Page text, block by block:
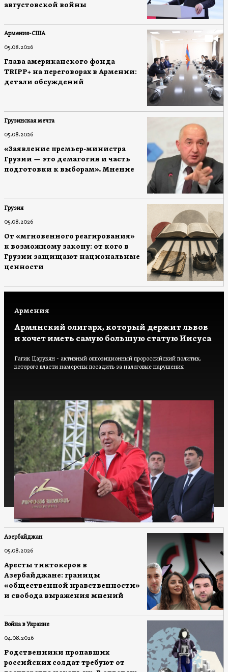
августовской войны
Армения-США
05.08.2026
Глава американского фонда
TRIPP+ на переговорах в Армении:
детали обсуждений
Грузинская мечта
05.08.2026
«Заявление премьер-министра
Грузии — это демагогия и часть
подготовки к выборам». Мнение
Грузия
05.08.2026
От «мгновенного реагирования»
к возможному закону: от кого в
Грузии защищают национальные
ценности
Армения
Армянский олигарх, который держит львов
и хочет иметь самую большую статую Иисуса
Гагик Царукян - активный оппозиционный пророссийский политик,
которого власти намерены посадить за налоговые нарушения
Азербайджан
05.08.2026
Аресты тиктокеров в
Азербайджане: границы
«общественной нравственности»
и свобода выражения мнений
Война в Украине
04.08.2026
Родственники пропавших
российских солдат требуют от